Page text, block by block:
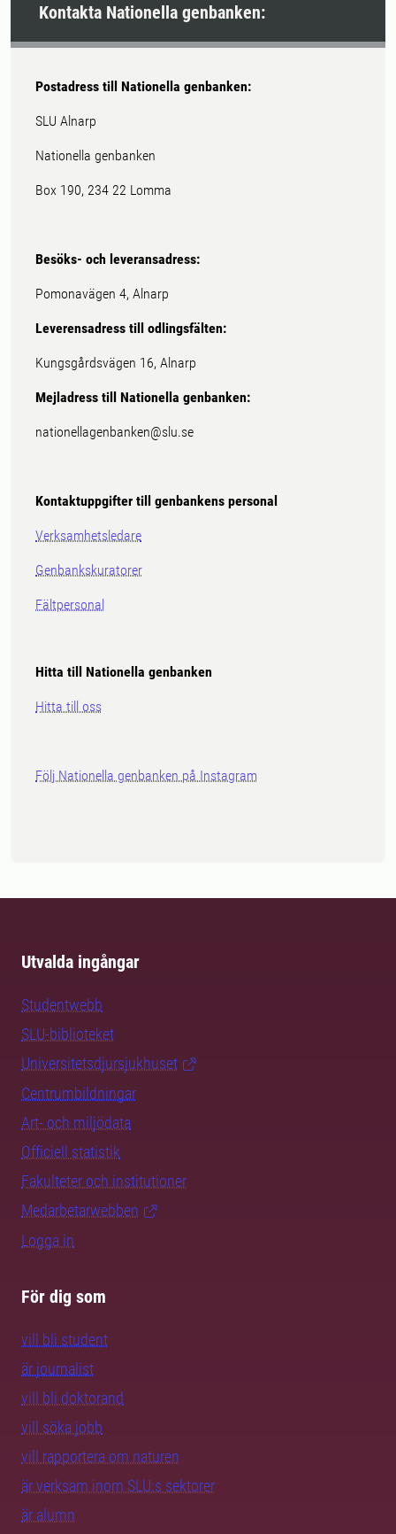
Kontakta Nationella genbanken:
Postadress till Nationella genbanken:
SLU Alnarp
Nationella genbanken
Box 190, 234 22 Lomma
Besöks- och leveransadress:
Pomonavägen 4, Alnarp
Leverensadress till odlingsfälten:
Kungsgårdsvägen 16, Alnarp
Mejladress till Nationella genbanken:
nationellagenbanken@slu.se
Kontaktuppgifter till genbankens personal
Verksamhetsledare
Genbankskuratorer
Fältpersonal
Hitta till Nationella genbanken
Hitta till oss
Följ Nationella genbanken på Instagram
Utvalda ingångar
Studentwebb
SLU-biblioteket
Universitetsdjursjukhuset
Centrumbildningar
Art- och miljödata
Officiell statistik
Fakulteter och institutioner
Medarbetarwebben
Logga in
För dig som
vill bli student
är journalist
vill bli doktorand
vill söka jobb
vill rapportera om naturen
är verksam inom SLU:s sektorer
är alumn